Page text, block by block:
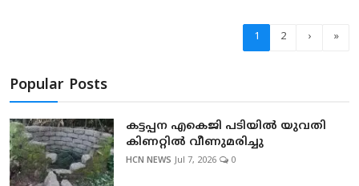
1 2 › »
Popular Posts
കട്ടപ്പന എകെജി പടിയിൽ യുവതി
കിണറ്റിൽ വീണുമരിച്ചു
HCN NEWS Jul 7, 2026 0